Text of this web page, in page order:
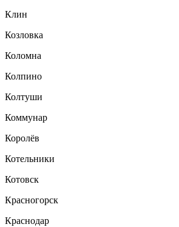
Клин
Козловка
Коломна
Колпино
Колтуши
Коммунар
Королёв
Котельники
Котовск
Красногорск
Краснодар